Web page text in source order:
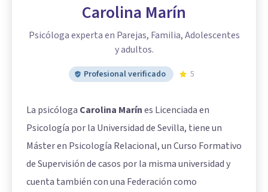
Carolina Marín
Psicóloga experta en Parejas, Familia, Adolescentes
y adultos.
Profesional verificado 5
La psicóloga Carolina Marínes Licenciada en
Psicología por la Universidad de Sevilla, tiene un
Máster en Psicología Relacional, un Curso Formativo
de Supervisión de casos por la misma universidad y
cuenta también con una Federación como